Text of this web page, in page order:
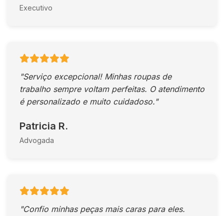
Executivo
"Serviço excepcional! Minhas roupas de
trabalho sempre voltam perfeitas. O atendimento
é personalizado e muito cuidadoso."
Patricia R.
Advogada
"Confio minhas peças mais caras para eles.